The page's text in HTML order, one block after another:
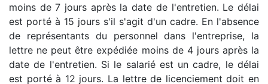
moins de 7 jours après la date de l'entretien. Le délai
est porté à 15 jours s'il s'agit d'un cadre. En l'absence
de représentants du personnel dans l'entreprise, la
lettre ne peut être expédiée moins de 4 jours après la
date de l'entretien. Si le salarié est un cadre, le délai
est porté à 12 jours. La lettre de licenciement doit en